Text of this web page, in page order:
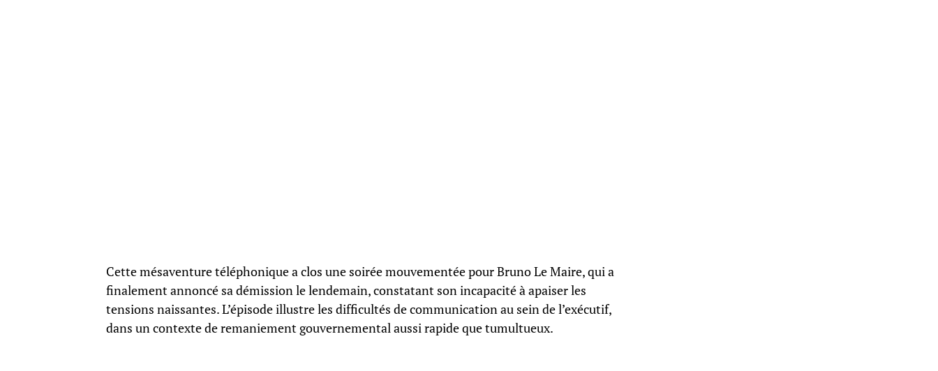
Cette mésaventure téléphonique a clos une soirée mouvementée pour Bruno Le Maire, qui a
finalement annoncé sa démission le lendemain, constatant son incapacité à apaiser les
tensions naissantes. L’épisode illustre les difficultés de communication au sein de l’exécutif,
dans un contexte de remaniement gouvernemental aussi rapide que tumultueux.